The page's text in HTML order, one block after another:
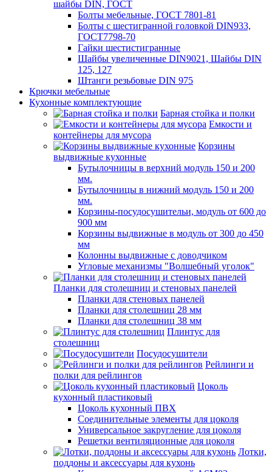
шайбы DIN, ГОСТ
Болты мебельные, ГОСТ 7801-81
Болты с шестигранной головкой DIN933,
ГОСТ7798-70
Гайки шестистигранные
Шайбы увеличенные DIN9021, Шайбы DIN
125, 127
Штанги резьбовые DIN 975
Крючки мебельные
Кухонные комплектующие
Барная стойка и полки
Емкости и
контейнеры для мусора
Корзины
выдвижные кухонные
Бутылочницы в верхний модуль 150 и 200
мм.
Бутылочницы в нижний модуль 150 и 200
мм.
Корзины-посудосушительи, модуль от 600 до
900 мм
Корзины выдвижные в модуль от 300 до 450
мм
Колонны выдвижные с доводчиком
Угловые механизмы "Волшебный уголок"
Планки для столешниц и стеновых панелей
Планки для стеновых панелей
Планки для столешниц 28 мм
Планки для столешниц 38 мм
Плинтус для
столешниц
Посудосушители
Рейлинги и
полки для рейлингов
Цоколь
кухонный пластиковый
Цоколь кухонный ПВХ
Соединительные элементы для цоколя
Универсальное закругление для цоколя
Решетки вентиляционные для цоколя
Лотки,
поддоны и аксессуары для кухонь